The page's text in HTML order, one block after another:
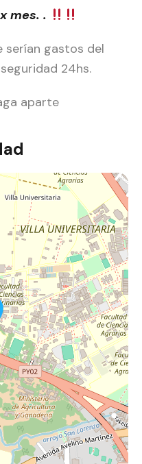
mes. .
serían gastos del
24hs.
aparte